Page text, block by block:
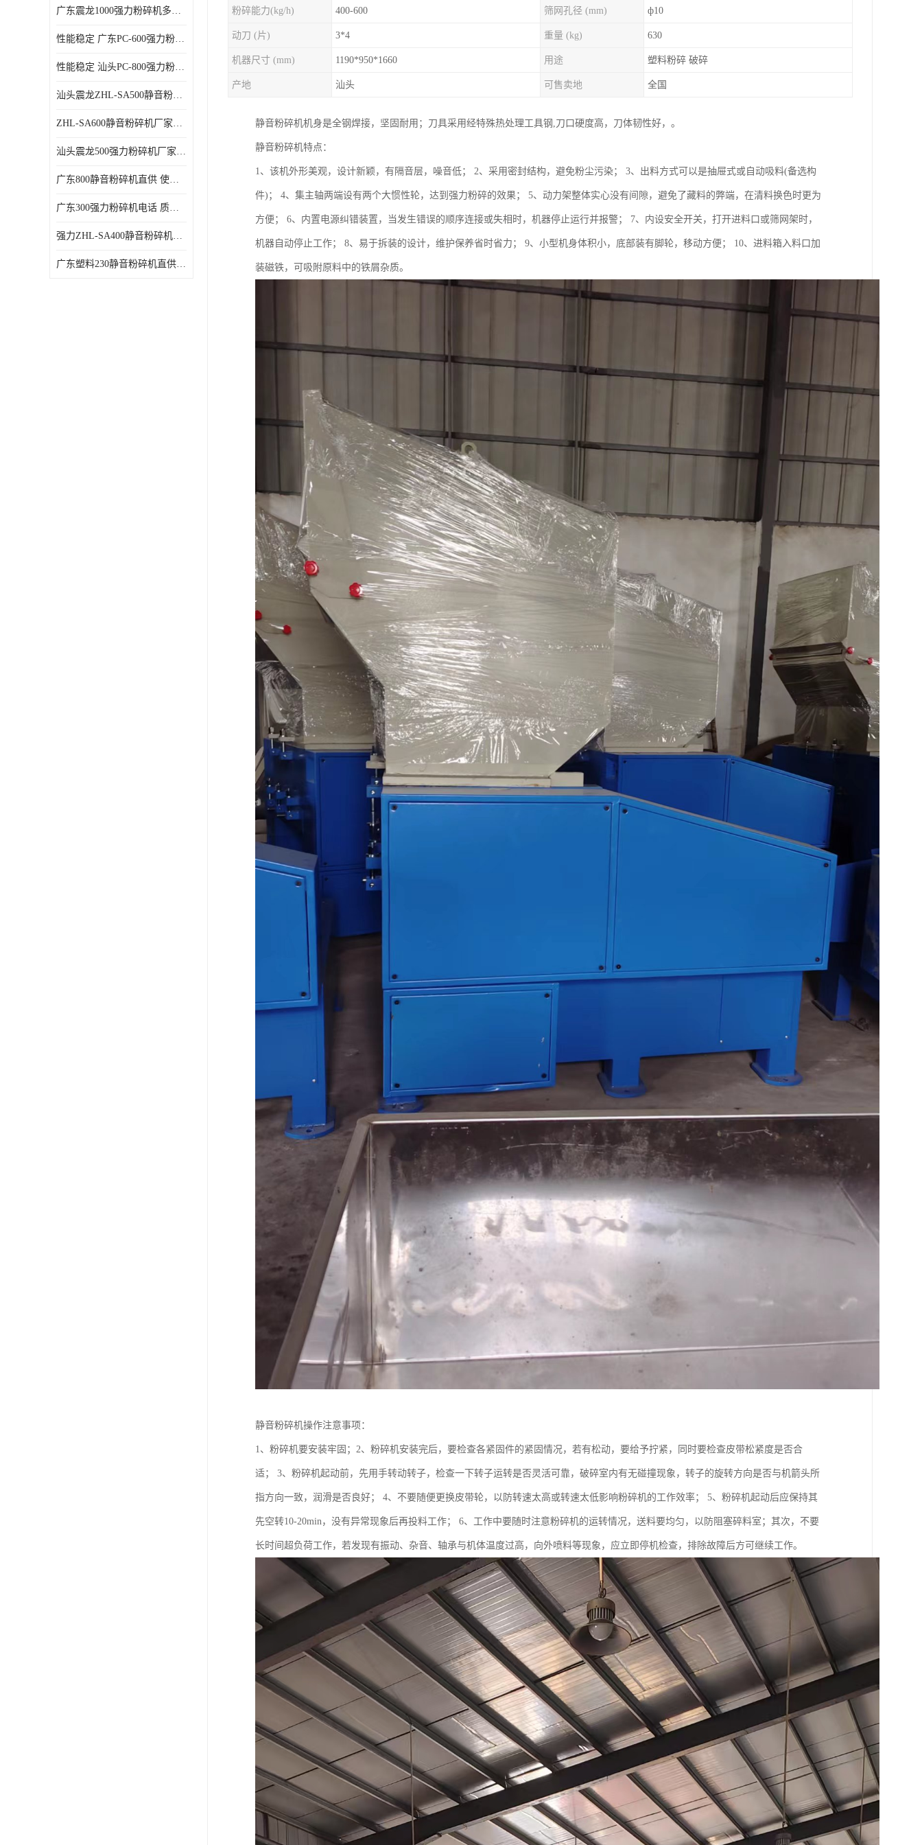
广东震龙1000强力粉碎机多少钱一台 使用方便
性能稳定 广东PC-600强力粉碎机电话
性能稳定 汕头PC-800强力粉碎机厂家批发
汕头震龙ZHL-SA500静音粉碎机多少钱一台
ZHL-SA600静音粉碎机厂家电话 质量可靠
汕头震龙500强力粉碎机厂家批发 噪音低
广东800静音粉碎机直供 使用寿命长
广东300强力粉碎机电话 质量可靠
强力ZHL-SA400静音粉碎机多少钱一台 密封防尘
广东塑料230静音粉碎机直供 使用寿命长
粉碎能力(kg/h) 400-600 筛网孔径 (mm) ф10
动刀 (片) 3*4 重量 (kg) 630
机器尺寸 (mm) 1190*950*1660 用途 塑料粉碎 破碎
产地 汕头 可售卖地 全国
静音粉碎机机身是全钢焊接，坚固耐用；刀具采用经特殊热处理工具钢,刀口硬度高，刀体韧性好，。
静音粉碎机特点：
1、该机外形美观，设计新颖，有隔音层，噪音低； 2、采用密封结构，避免粉尘污染； 3、出料方式可以是抽屉式或自动吸料(备选构
件)； 4、集主轴两端设有两个大惯性轮，达到强力粉碎的效果； 5、动力架整体实心没有间隙，避免了藏料的弊端，在清料换色时更为
方便； 6、内置电源纠错装置，当发生错误的顺序连接或失相时，机器停止运行并报警； 7、内设安全开关，打开进料口或筛网架时，
机器自动停止工作； 8、易于拆装的设计，维护保养省时省力； 9、小型机身体积小，底部装有脚轮，移动方便； 10、进料箱入料口加
装磁铁，可吸附原料中的铁屑杂质。
静音粉碎机操作注意事项：
1、粉碎机要安装牢固；2、粉碎机安装完后，要检查各紧固件的紧固情况，若有松动，要给予拧紧，同时要检查皮带松紧度是否合
适； 3、粉碎机起动前，先用手转动转子，检查一下转子运转是否灵活可靠，破碎室内有无碰撞现象，转子的旋转方向是否与机箭头所
指方向一致，润滑是否良好； 4、不要随便更换皮带轮，以防转速太高或转速太低影响粉碎机的工作效率； 5、粉碎机起动后应保持其
先空转10-20min，没有异常现象后再投料工作； 6、工作中要随时注意粉碎机的运转情况，送料要均匀，以防阻塞碎料室；其次，不要
长时间超负荷工作，若发现有振动、杂音、轴承与机体温度过高，向外喷料等现象，应立即停机检查，排除故障后方可继续工作。